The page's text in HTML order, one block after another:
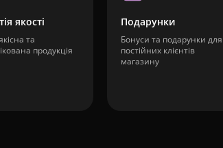
якості
та
продукція
Подарунки
Бонуси та подарунки для
постійних клієнтів
магазину